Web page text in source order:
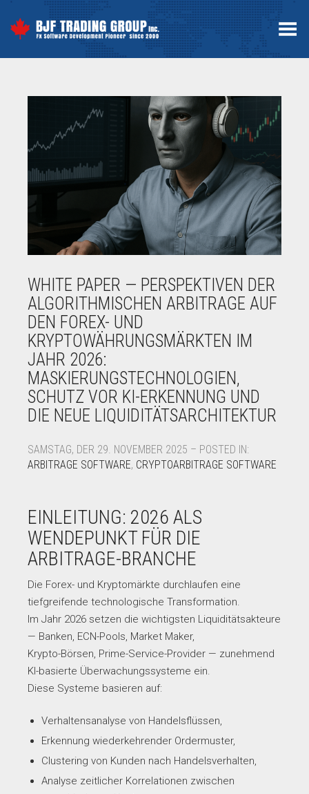
Toggle Menu
WHITE PAPER — PERSPEKTIVEN DER
ALGORITHMISCHEN ARBITRAGE AUF
DEN FOREX- UND
KRYPTOWÄHRUNGSMÄRKTEN IM
JAHR 2026:
MASKIERUNGSTECHNOLOGIEN,
SCHUTZ VOR KI-ERKENNUNG UND
DIE NEUE LIQUIDITÄTSARCHITEKTUR
SAMSTAG, DER 29. NOVEMBER 2025 – POSTED IN:
ARBITRAGE SOFTWARE, CRYPTOARBITRAGE SOFTWARE
EINLEITUNG: 2026 ALS
WENDEPUNKT FÜR DIE
ARBITRAGE-BRANCHE
Die Forex- und Kryptomärkte durchlaufen eine
tiefgreifende technologische Transformation.
Im Jahr 2026 setzen die wichtigsten Liquiditätsakteure
— Banken, ECN-Pools, Market Maker,
Krypto-Börsen, Prime-Service-Provider — zunehmend
KI-basierte Überwachungssysteme ein.
Diese Systeme basieren auf:
Verhaltensanalyse von Handelsflüssen,
Erkennung wiederkehrender Ordermuster,
Clustering von Kunden nach Handelsverhalten,
Analyse zeitlicher Korrelationen zwischen